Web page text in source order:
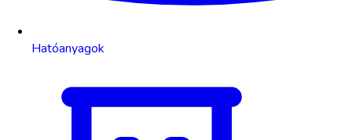
Hatóanyagok